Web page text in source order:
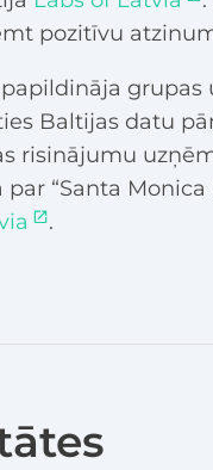
pozitīvu
papildināja
Baltijas datu
risinājumu
“Santa
.